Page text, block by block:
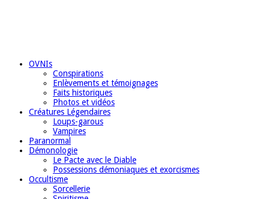
OVNIs
Conspirations
Enlèvements et témoignages
Faits historiques
Photos et vidéos
Créatures Légendaires
Loups-garous
Vampires
Paranormal
Démonologie
Le Pacte avec le Diable
Possessions démoniaques et exorcismes
Occultisme
Sorcellerie